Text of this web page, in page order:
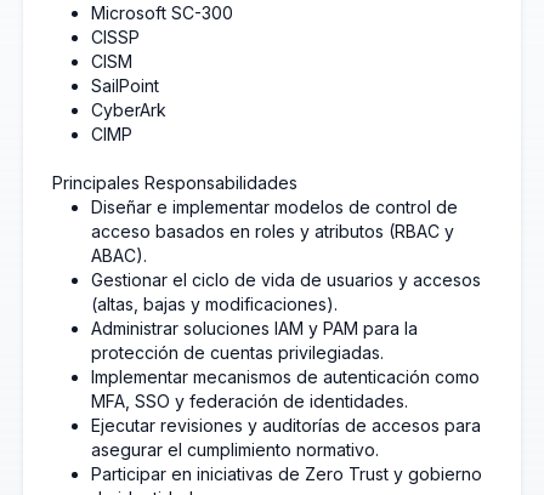
Microsoft SC-300
CISSP
CISM
SailPoint
CyberArk
CIMP
Principales Responsabilidades
Diseñar e implementar modelos de control de
acceso basados en roles y atributos (RBAC y
ABAC).
Gestionar el ciclo de vida de usuarios y accesos
(altas, bajas y modificaciones).
Administrar soluciones IAM y PAM para la
protección de cuentas privilegiadas.
Implementar mecanismos de autenticación como
MFA, SSO y federación de identidades.
Ejecutar revisiones y auditorías de accesos para
asegurar el cumplimiento normativo.
Participar en iniciativas de Zero Trust y gobierno